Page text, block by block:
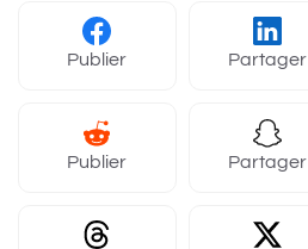
Publier Partager
Publier Partager